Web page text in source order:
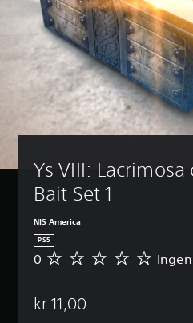
Ys VIII: Lacrimosa
Bait Set 1
NIS America
PS5
I
e
0
kr 11,00